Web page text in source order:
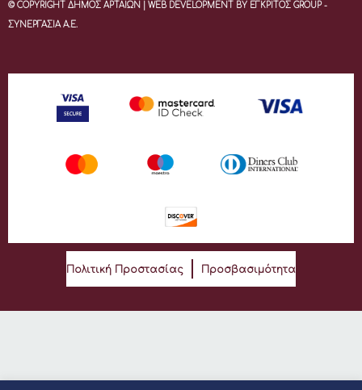
© COPYRIGHT ΔΗΜΟΣ ΑΡΤΑΙΩΝ | WEB DEVELOPMENT BY ΕΓΚΡΙΤΟΣ GROUP -
ΣΥΝΕΡΓΑΣΙΑ Α.Ε.
Πολιτική Προστασίας Προσβασιμότητα